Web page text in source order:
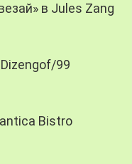
в Jules Zang
99
Bistro